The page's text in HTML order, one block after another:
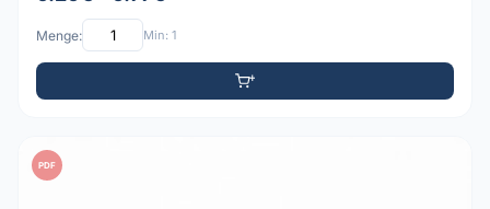
Menge: Min: 1
PDF